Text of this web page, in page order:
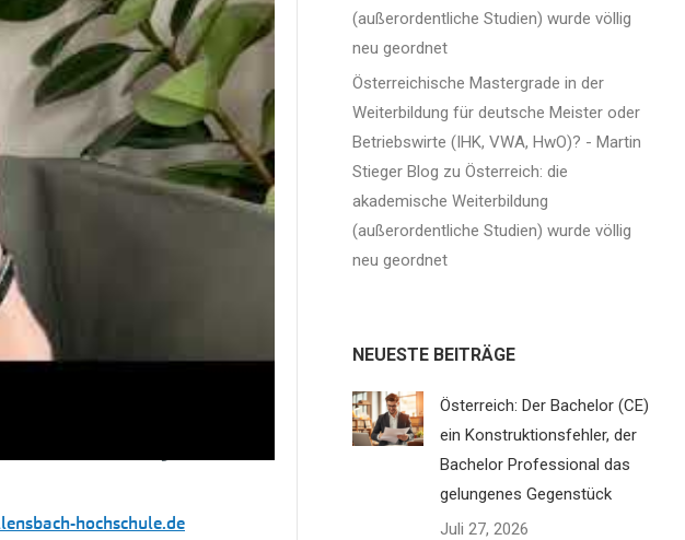
Deutschen
vergeben wird. Schirmherrin
Auszeichnung. Wir
am Markt positioniert sind,
Wir tun daher viel für unsere
sind für
die Hochschule vom
Es ist das zweite Mal
“ ausgezeichnet und ist
hochschule.de
(außerordentliche Studien) wurde völlig
neu geordnet
Österreichische Mastergrade in der
Weiterbildung für deutsche Meister oder
Betriebswirte (IHK, VWA, HwO)? - Martin
Stieger Blog zu Österreich: die
akademische Weiterbildung
(außerordentliche Studien) wurde völlig
neu geordnet
NEUESTE BEITRÄGE
Österreich: Der Bachelor (CE)
ein Konstruktionsfehler, der
Bachelor Professional das
gelungenes Gegenstück
Juli 27, 2026